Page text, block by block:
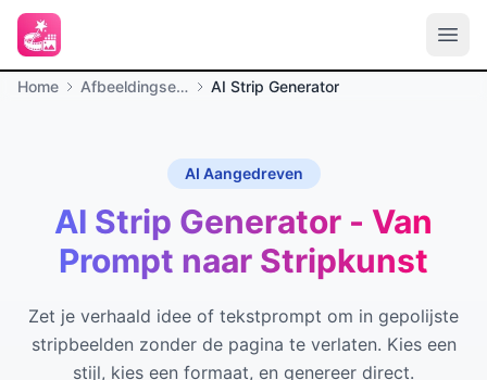
Home Afbeeldingseffecten AI Strip Generator
AI Aangedreven
AI Strip Generator - Van
Prompt naar Stripkunst
Zet je verhaald idee of tekstprompt om in gepolijste
stripbeelden zonder de pagina te verlaten. Kies een
stijl, kies een formaat, en genereer direct.